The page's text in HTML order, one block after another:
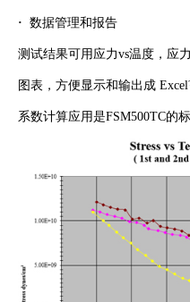
· 数据管理和报告
测试结果可用应力vs温度，应
图表，方便显示和输出成
系数计算应用是FSM500TC的标